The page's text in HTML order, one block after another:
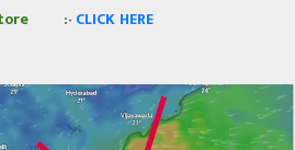
store :- CLICK HERE